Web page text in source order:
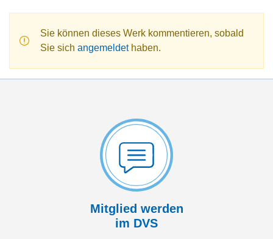
Sie können dieses Werk kommentieren, sobald
Sie sich angemeldethaben.
Mitglied werden
im DVS